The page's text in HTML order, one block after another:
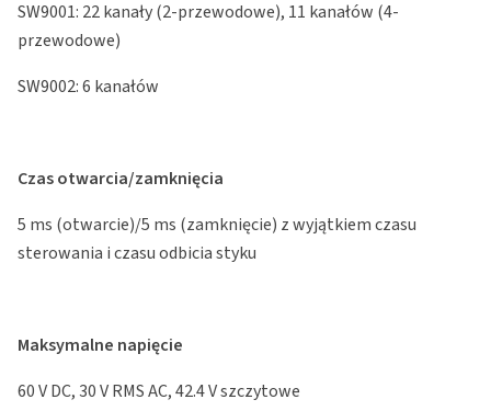
SW9001: 22 kanały (2-przewodowe), 11 kanałów (4-
przewodowe)
SW9002: 6 kanałów
Czas otwarcia/zamknięcia
5 ms (otwarcie)/5 ms (zamknięcie) z wyjątkiem czasu
sterowania i czasu odbicia styku
Maksymalne napięcie
60 V DC, 30 V RMS AC, 42.4 V szczytowe